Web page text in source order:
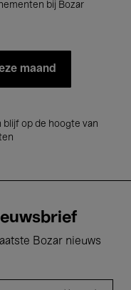
bij Bozar
maand
blijf op de hoogte van
Bozar nieuws